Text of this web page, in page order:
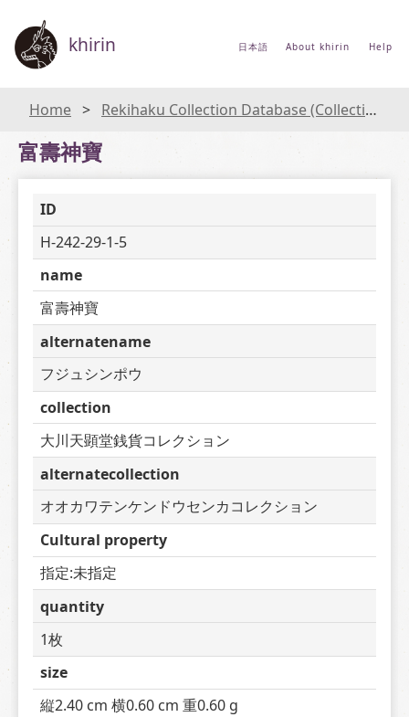
khirin 日本語 About khirin Help
Home Rekihaku Collection Database (Collections Database of the National Museum of Japanese History)
富壽神寶
ID
H-242-29-1-5
name
富壽神寶
alternatename
フジュシンポウ
collection
大川天顕堂銭貨コレクション
alternatecollection
オオカワテンケンドウセンカコレクション
Cultural property
指定:未指定
quantity
1枚
size
縦2.40 cm 横0.60 cm 重0.60 g